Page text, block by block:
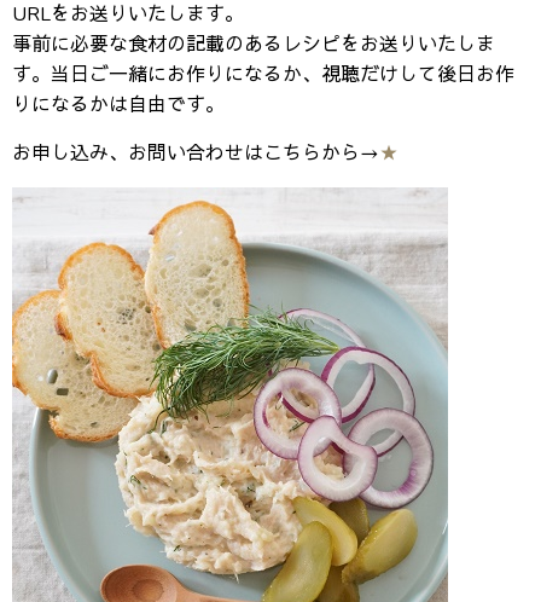
URLをお送りいたします。
事前に必要な食材の記載のあるレシピをお送りいたしま
す。当日ご一緒にお作りになるか、視聴だけして後日お作
りになるかは自由です。
お申し込み、お問い合わせはこちらから→★